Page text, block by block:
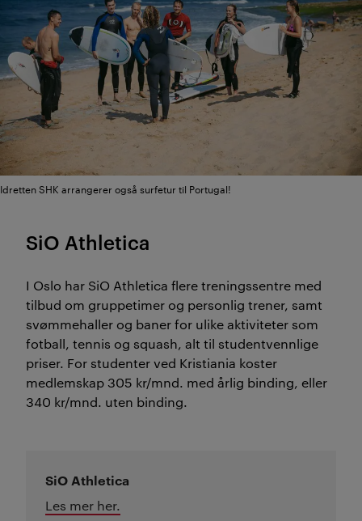
Idretten SHK arrangerer også surfetur til Portugal!
SiO Athletica
I Oslo har SiO Athletica flere treningssentre med
tilbud om gruppetimer og personlig trener, samt
svømmehaller og baner for ulike aktiviteter som
fotball, tennis og squash, alt til studentvennlige
priser. For studenter ved Kristiania koster
medlemskap 305 kr/mnd. med årlig binding, eller
340 kr/mnd. uten binding.
SiO Athletica
Les mer her.